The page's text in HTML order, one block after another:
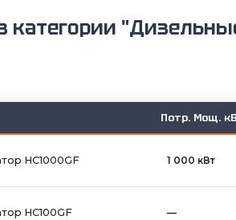
категории
Потр. Мощ.
HC1000GF 1 000 кВт
HC100GF —